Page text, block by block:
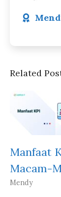
Related
Manfaat
Macam-
Mendy